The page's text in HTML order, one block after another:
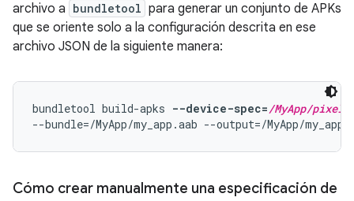
archivo a bundletool para generar un conjunto de APKs
que se oriente solo a la configuración descrita en ese
archivo JSON de la siguiente manera:
bundletool build-apks --device-spec=/MyApp/
Cómo crear manualmente una especificación de